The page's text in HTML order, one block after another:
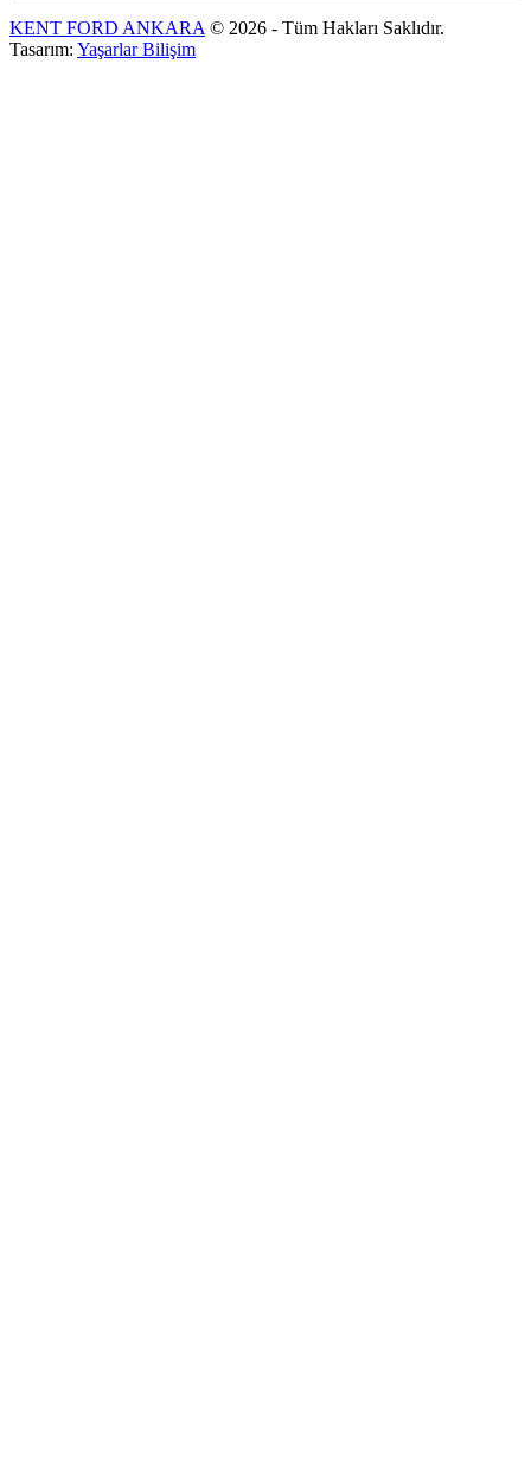
KENT FORD ANKARA © 2026 - Tüm Hakları Saklıdır.
Tasarım: Yaşarlar Bilişim